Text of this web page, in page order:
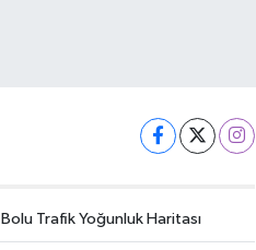
Bolu Trafik Yoğunluk Haritası